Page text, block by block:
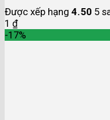
Được xếp hạng 4.50 5
1 ₫
-17%